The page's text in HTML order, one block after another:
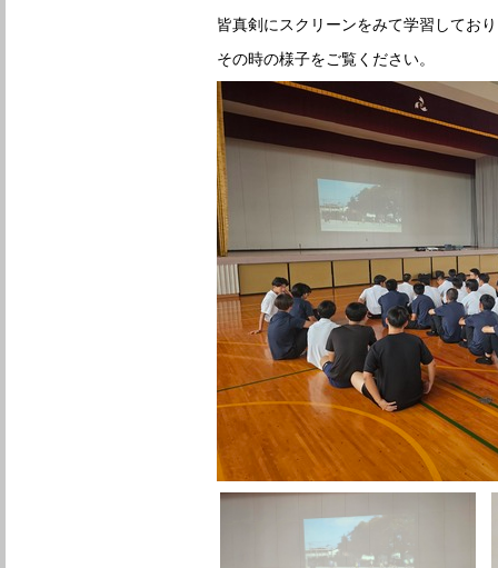
皆真剣にスクリーンをみて学習してお
その時の様子をご覧ください。